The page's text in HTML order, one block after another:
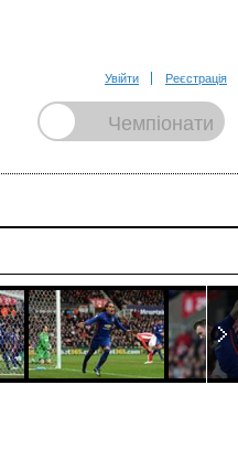
Увійти Реєстрація